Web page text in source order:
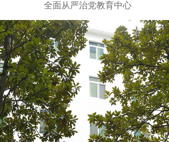
全面从严治党教育中心